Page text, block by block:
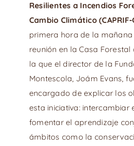
Resilientes a Incendios
Cambio Climático (CAPRIF-
primera hora de la mañana
reunión en la Casa Forestal
la que el director de la
Montescola, Joám Evans,
encargado de explicar los
esta iniciativa: intercambiar
fomentar el aprendizaje
ámbitos como la